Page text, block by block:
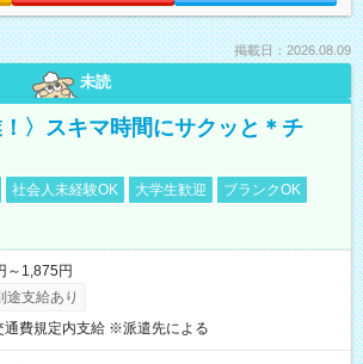
掲載日：2026.08.09
未読
！〉スキマ時間にサクッと＊チ
社会人未経験OK 大学生歓迎
ブランクOK
～1,875円
途支給あり
通費規定内支給 ※派遣先による